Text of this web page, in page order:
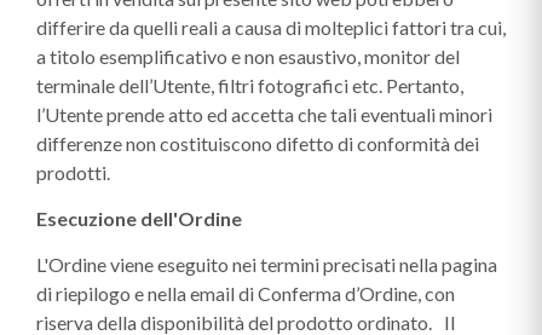
differire da quelli reali a causa di molteplici fattori tra cui,
a titolo esemplificativo e non esaustivo, monitor del
terminale dell’Utente, filtri fotografici etc. Pertanto,
l’Utente prende atto ed accetta che tali eventuali minori
differenze non costituiscono difetto di conformità dei
prodotti.
Esecuzione dell'Ordine
L'Ordine viene eseguito nei termini precisati nella pagina
di riepilogo e nella email di Conferma d’Ordine, con
riserva della disponibilità del prodotto ordinato. Il